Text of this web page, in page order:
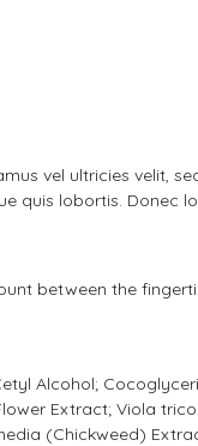
vel ultricies velit,
quis lobortis. Donec
between the
Alcohol;
Extract; Viola
(Chickweed)